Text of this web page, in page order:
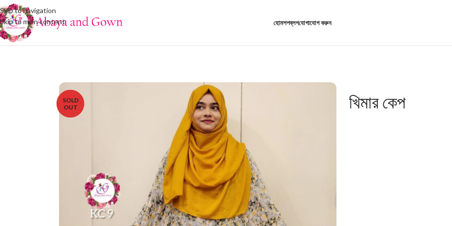
Skip to navigation
Skip to main content
হোমশপব্লগযোগাযোগ করুন
SOLD
OUT
খিমার কেপ